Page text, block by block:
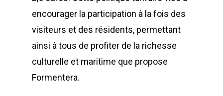
encourager la participation à la fois des
visiteurs et des résidents, permettant
ainsi à tous de profiter de la richesse
culturelle et maritime que propose
Formentera.